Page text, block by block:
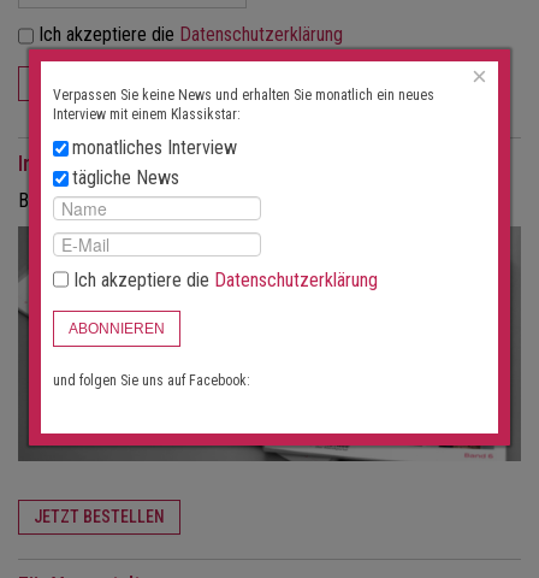
Ich akzeptiere die Datenschutzerklärung
Interviews als Magazin
Bestellen Sie die Interviews in gedruckter Form als Magazin.
JETZT BESTELLEN
×
Verpassen Sie keine News und erhalten Sie monatlich ein neues
Interview mit einem Klassikstar:
monatliches Interview
tägliche News
Ich akzeptiere die Datenschutzerklärung
ABONNIEREN
und folgen Sie uns auf Facebook: